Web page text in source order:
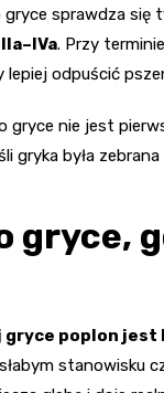
gryce sprawdza się
IIIa–IVa. Przy
lepiej odpuścić
gryce nie jest
gryka była
gryce,
gryce poplon
stanowisku